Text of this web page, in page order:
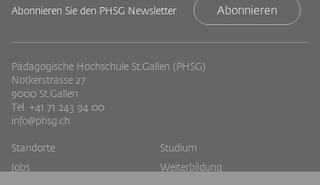
Abonnieren Sie den PHSG Newsletter Abonnieren
Pädagogische Hochschule St.Gallen (PHSG)
Notkerstrasse 27
9000 St.Gallen
Tel. +41 71 243 94 00
info@phsg.ch
Footer
Links
Standorte
Jobs
Footer
rechts
Studium
Weiterbildung